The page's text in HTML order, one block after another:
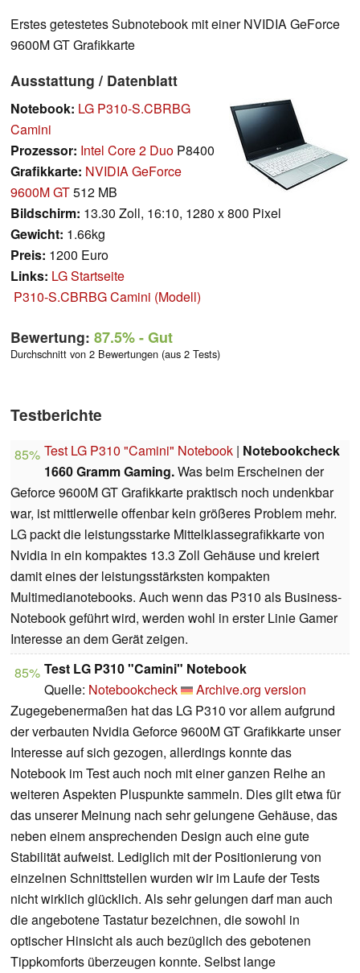
Erstes getestetes Subnotebook mit einer NVIDIA GeForce
9600M GT Grafikkarte
Ausstattung / Datenblatt
Notebook: LG P310-S.CBRBG
Camini
Prozessor: Intel Core 2 Duo P8400
Grafikkarte: NVIDIA GeForce
9600M GT512 MB
Bildschirm: 13.30 Zoll, 16:10, 1280 x 800 Pixel
Gewicht: 1.66kg
Preis: 1200 Euro
Links: LG Startseite
P310-S.CBRBG Camini (Modell)
Bewertung: 87.5%- Gut
Durchschnitt von 2 Bewertungen (aus 2 Tests)
Testberichte
85% Test LG P310 "Camini" Notebook | Notebookcheck
1660 Gramm Gaming.Was beim Erscheinen der
Geforce 9600M GT Grafikkarte praktisch noch undenkbar
war, ist mittlerweile offenbar kein größeres Problem mehr.
LG packt die leistungsstarke Mittelklassegrafikkarte von
Nvidia in ein kompaktes 13.3 Zoll Gehäuse und kreiert
damit eines der leistungsstärksten kompakten
Multimedianotebooks. Auch wenn das P310 als Business-
Notebook geführt wird, werden wohl in erster Linie Gamer
Interesse an dem Gerät zeigen.
85% Test LG P310 "Camini" Notebook
Quelle: Notebookcheck
Archive.org version
Zugegebenermaßen hat das LG P310 vor allem aufgrund
der verbauten Nvidia Geforce 9600M GT Grafikkarte unser
Interesse auf sich gezogen, allerdings konnte das
Notebook im Test auch noch mit einer ganzen Reihe an
weiteren Aspekten Pluspunkte sammeln. Dies gilt etwa für
das unserer Meinung nach sehr gelungene Gehäuse, das
neben einem ansprechenden Design auch eine gute
Stabilität aufweist. Lediglich mit der Positionierung von
einzelnen Schnittstellen wurden wir im Laufe der Tests
nicht wirklich glücklich. Als sehr gelungen darf man auch
die angebotene Tastatur bezeichnen, die sowohl in
optischer Hinsicht als auch bezüglich des gebotenen
Tippkomforts überzeugen konnte. Selbst lange